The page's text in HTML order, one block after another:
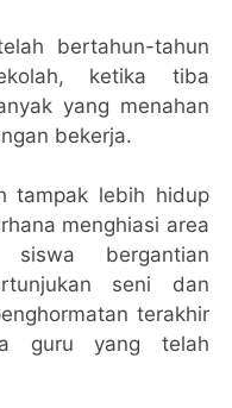
bertahun-tahun
ketika tiba
yang menahan
bekerja.
tampak lebih hidup
menghiasi area
bergantian
seni dan
terakhir
guru yang telah